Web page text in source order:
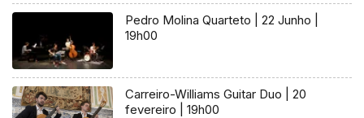
Pedro Molina Quarteto | 22 Junho |
19h00
Carreiro-Williams Guitar Duo | 20
fevereiro | 19h00